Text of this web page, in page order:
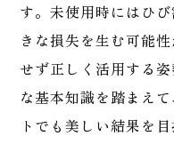
す。未使用時にはひ
きな損失を生む可能
せず正しく活用する
な基本知識を踏まえ
トでも美しい結果を目